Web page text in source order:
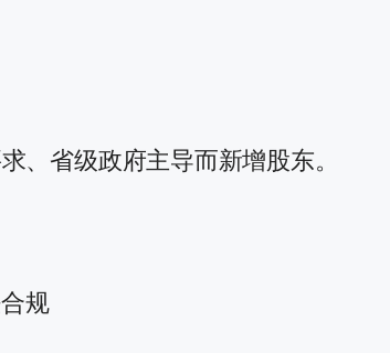
、省级政府主导而新增股东。
规